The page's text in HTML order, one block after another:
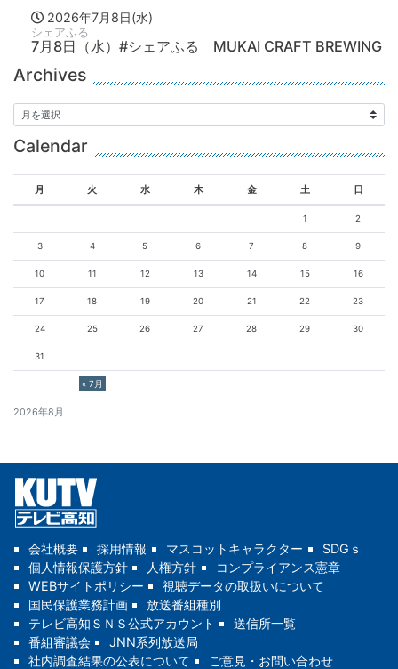
2026年7月8日(水)
シェアふる
7月8日（水）#シェアふる MUKAI CRAFT BREWING
Archives
Calendar
2026年8月
月 火 水 木 金 土 日
« 7月
1 2
3 4 5 6 7 8 9
10 11 12 13 14 15 16
17 18 19 20 21 22 23
24 25 26 27 28 29 30
31
会社概要 採用情報 マスコットキャラクター
SDGｓ
個人情報保護方針
人権方針
コンプライアンス憲章
WEBサイトポリシー
視聴データの取扱いについて
国民保護業務計画
放送番組種別
テレビ高知ＳＮＳ公式アカウント
送信所一覧
番組審議会
JNN系列放送局
社内調査結果の公表について
ご意見・お問い合わせ